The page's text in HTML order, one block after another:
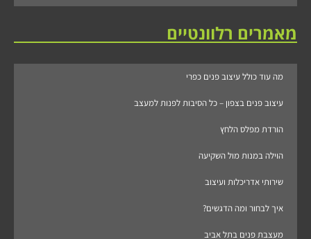
מאמרים רלוונטיים
מה עוד כולל עיצוב פנים כפרי
עיצוב פנים בצפון – כל הסיבות לפנות למעצב
הורדת מפלס הלחץ
הוילה במנות מול השקיעה
שירותי אדריכלות ועיצוב
איך לבחור ומה הדגשים?
מעצבת פנים בתל אביב